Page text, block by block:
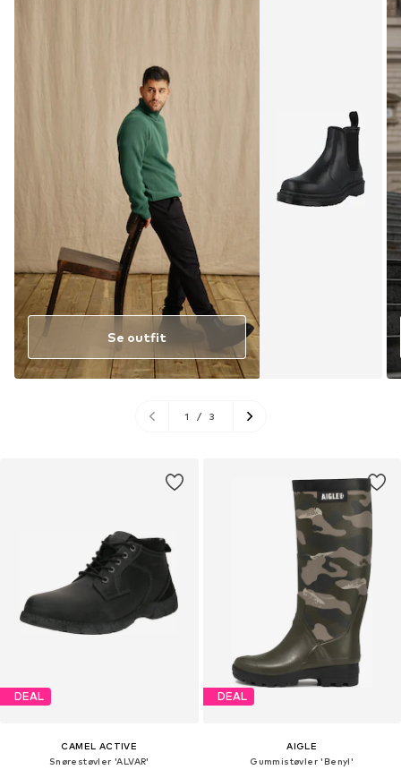
DEAL
CAMEL ACTIVE
Snørestøvler 'ALVAR'
DEAL
AIGLE
Gummistøvler 'Benyl'
Se outfit
1 / 3